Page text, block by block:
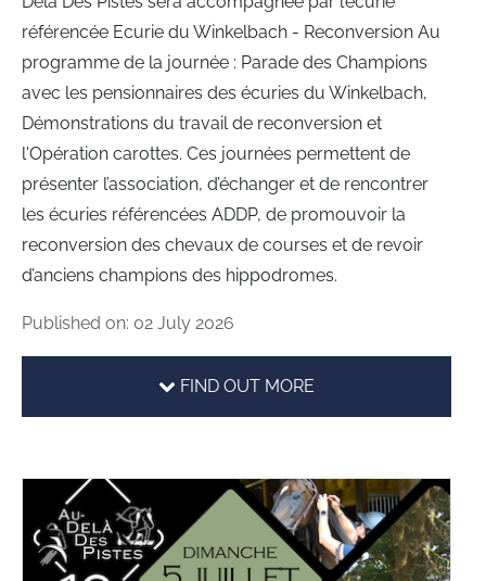
référencée Ecurie du Winkelbach - Reconversion Au
programme de la journée : Parade des Champions
avec les pensionnaires des écuries du Winkelbach,
Démonstrations du travail de reconversion et
l'Opération carottes. Ces journées permettent de
présenter l’association, d’échanger et de rencontrer
les écuries référencées ADDP, de promouvoir la
reconversion des chevaux de courses et de revoir
d’anciens champions des hippodromes.
Published on: 02 July 2026
FIND OUT MORE